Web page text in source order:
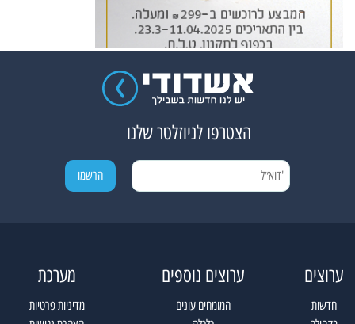
הצטרפו לניוזלטר שלנו
ערוצים
חדשות
ערוצים נוספים
המומחים עונים
מערכת
מדיניות פרטיות